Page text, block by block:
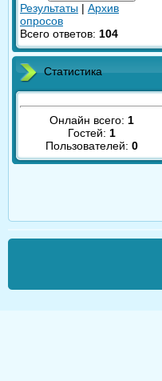
Результаты | Архив
опросов
Всего ответов: 104
Статистика
Онлайн всего: 1
Гостей: 1
Пользователей: 0